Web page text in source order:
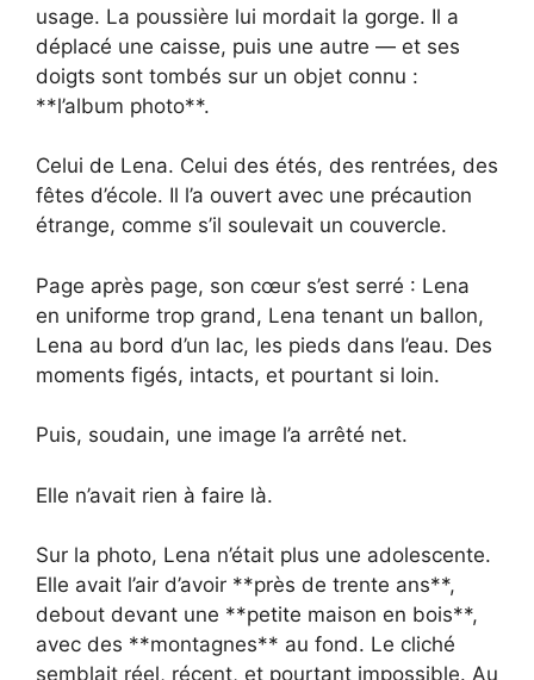
usage. La poussière lui mordait la gorge. Il a
déplacé une caisse, puis une autre — et ses
doigts sont tombés sur un objet connu :
**l’album photo**.
Celui de Lena. Celui des étés, des rentrées, des
fêtes d’école. Il l’a ouvert avec une précaution
étrange, comme s’il soulevait un couvercle.
Page après page, son cœur s’est serré : Lena
en uniforme trop grand, Lena tenant un ballon,
Lena au bord d’un lac, les pieds dans l’eau. Des
moments figés, intacts, et pourtant si loin.
Puis, soudain, une image l’a arrêté net.
Elle n’avait rien à faire là.
Sur la photo, Lena n’était plus une adolescente.
Elle avait l’air d’avoir **près de trente ans**,
debout devant une **petite maison en bois**,
avec des **montagnes** au fond. Le cliché
semblait réel, récent, et pourtant impossible. Au